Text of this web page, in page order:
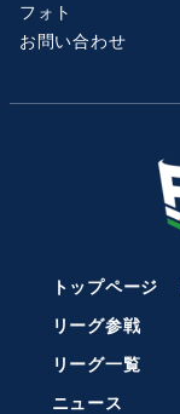
フォト
お問い合わせ
トップページ
リーグ参戦
リーグ一覧
ニュース